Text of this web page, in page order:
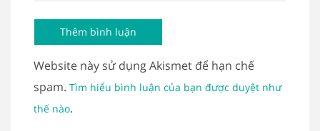
Website này sử dụng Akismet để hạn chế
spam. Tìm hiểu bình luận của bạn được duyệt như
thế nào.